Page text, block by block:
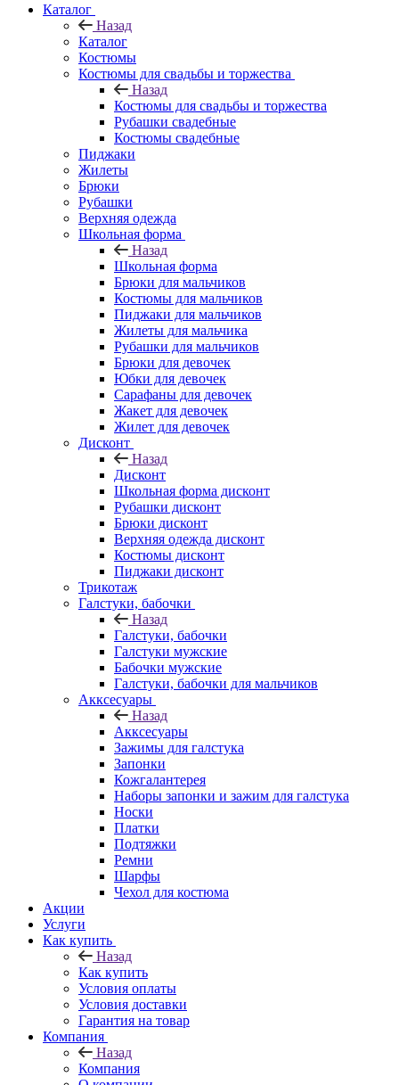
Каталог
Назад
Каталог
Костюмы
Костюмы для свадьбы и торжества
Назад
Костюмы для свадьбы и торжества
Рубашки свадебные
Костюмы свадебные
Пиджаки
Жилеты
Брюки
Рубашки
Верхняя одежда
Школьная форма
Назад
Школьная форма
Брюки для мальчиков
Костюмы для мальчиков
Пиджаки для мальчиков
Жилеты для мальчика
Рубашки для мальчиков
Брюки для девочек
Юбки для девочек
Сарафаны для девочек
Жакет для девочек
Жилет для девочек
Дисконт
Назад
Дисконт
Школьная форма дисконт
Рубашки дисконт
Брюки дисконт
Верхняя одежда дисконт
Костюмы дисконт
Пиджаки дисконт
Трикотаж
Галстуки, бабочки
Назад
Галстуки, бабочки
Галстуки мужские
Бабочки мужские
Галстуки, бабочки для мальчиков
Акксесуары
Назад
Акксесуары
Зажимы для галстука
Запонки
Кожгалантерея
Наборы запонки и зажим для галстука
Носки
Платки
Подтяжки
Ремни
Шарфы
Чехол для костюма
Акции
Услуги
Как купить
Назад
Как купить
Условия оплаты
Условия доставки
Гарантия на товар
Компания
Назад
Компания